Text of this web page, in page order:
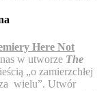
Here Not
w utworze The
„o zamierzchłej
wielu”. Utwór